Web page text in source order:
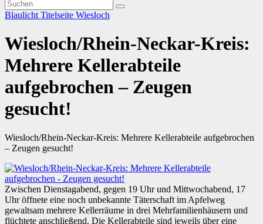
Blaulicht Titelseite Wiesloch
Wiesloch/Rhein-Neckar-Kreis:
Mehrere Kellerabteile
aufgebrochen – Zeugen
gesucht!
Wiesloch/Rhein-Neckar-Kreis: Mehrere Kellerabteile aufgebrochen
– Zeugen gesucht!
Zwischen Dienstagabend, gegen 19 Uhr und Mittwochabend, 17
Uhr öffnete eine noch unbekannte Täterschaft im Apfelweg
gewaltsam mehrere Kellerräume in drei Mehrfamilienhäusern und
flüchtete anschließend. Die Kellerabteile sind jeweils über eine